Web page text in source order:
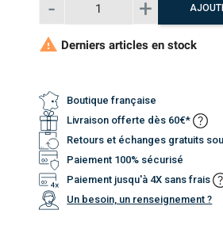
 Derniers articles en stock
Boutique française
Livraison offerte dès 60€*
Retours et échanges gratuits
Paiement 100% sécurisé
Paiement jusqu'à 4X sans frais
Un besoin, un renseignement ?